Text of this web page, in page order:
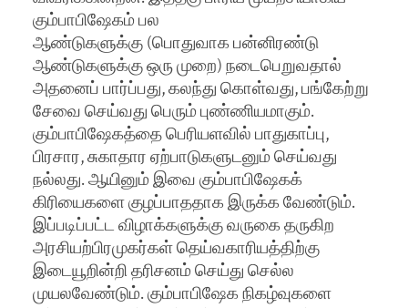
கும்பாபிஷேகம் பல
ஆண்டுகளுக்கு (பொதுவாக பன்னிரண்டு
ஆண்டுகளுக்கு ஒரு முறை) நடைபெறுவதால்
அதனைப் பார்ப்பது, கலந்து கொள்வது, பங்கேற்று
சேவை செய்வது பெரும் புண்ணியமாகும்.
கும்பாபிஷேகத்தை பெரியளவில் பாதுகாப்பு,
பிரசார, சுகாதார ஏற்பாடுகளுடனும் செய்வது
நல்லது. ஆயினும் இவை கும்பாபிஷேகக்
கிரியைகளை குழப்பாததாக இருக்க வேண்டும்.
இப்படிப்பட்ட விழாக்களுக்கு வருகை தருகிற
அரசியற்பிரமுகர்கள் தெய்வகாரியத்திற்கு
இடையூறின்றி தரிசனம் செய்து செல்ல
முயலவேண்டும். கும்பாபிஷேக நிகழ்வுகளை